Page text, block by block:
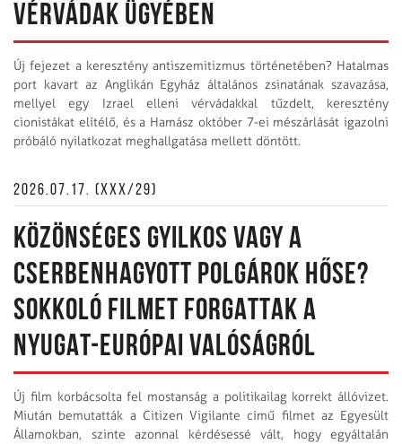
VÉRVÁDAK ÜGYÉBEN
Új fejezet a keresztény antiszemitizmus történetében? Hatalmas
port kavart az Anglikán Egyház általános zsinatának szavazása,
mellyel egy Izrael elleni vérvádakkal tűzdelt, keresztény
cionistákat elítélő, és a Hamász október 7-ei mészárlását igazolni
próbáló nyilatkozat meghallgatása mellett döntött.
2026.07.17. (XXX/29)
KÖZÖNSÉGES GYILKOS VAGY A
CSERBENHAGYOTT POLGÁROK HŐSE?
SOKKOLÓ FILMET FORGATTAK A
NYUGAT-EURÓPAI VALÓSÁGRÓL
Új film korbácsolta fel mostanság a politikailag korrekt állóvizet.
Miután bemutatták a Citizen Vigilante című filmet az Egyesült
Államokban, szinte azonnal kérdésessé vált, hogy egyáltalán